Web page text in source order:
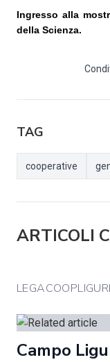
Ingresso alla
della Scienza.
TAG
cooperative
ARTICOLI
Campo